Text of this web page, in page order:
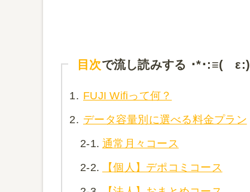
目次で流し読みする ･*･:≡( ε:)
1. FUJI Wifiって何？
2. データ容量別に選べる料金プラン
2-1. 通常月々コース
2-2.
【個人】デポコミコース